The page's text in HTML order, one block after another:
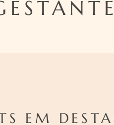
EM